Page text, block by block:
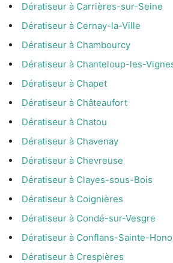
Dératiseur à Carrières-sur-Seine
Dératiseur à Cernay-la-Ville
Dératiseur à Chambourcy
Dératiseur à Chanteloup-les-
Dératiseur à Chapet
Dératiseur à Châteaufort
Dératiseur à Chatou
Dératiseur à Chavenay
Dératiseur à Chevreuse
Dératiseur à Clayes-sous-Bois
Dératiseur à Coignières
Dératiseur à Condé-sur-Vesgre
Dératiseur à Conflans-Sainte-
Dératiseur à Crespières